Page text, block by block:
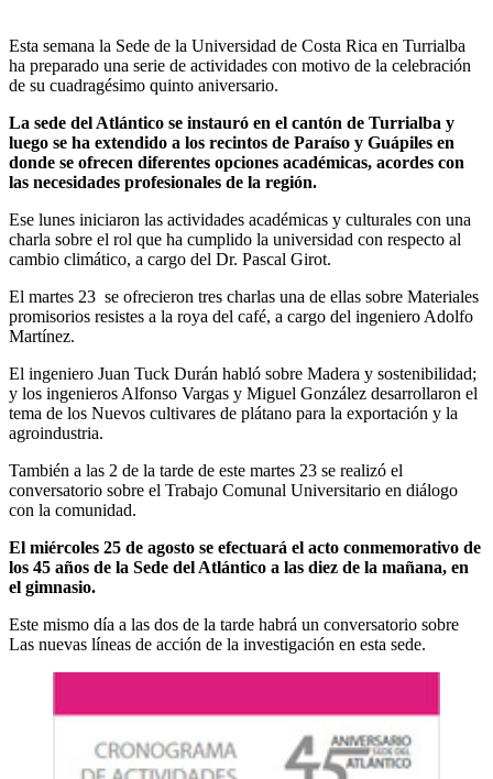
Esta semana la Sede de la Universidad de Costa Rica en Turrialba
ha preparado una serie de actividades con motivo de la celebración
de su cuadragésimo quinto aniversario.
La sede del Atlántico se instauró en el cantón de Turrialba y
luego se ha extendido a los recintos de Paraíso y Guápiles en
donde se ofrecen diferentes opciones académicas, acordes con
las necesidades profesionales de la región.
Ese lunes iniciaron las actividades académicas y culturales con una
charla sobre el rol que ha cumplido la universidad con respecto al
cambio climático, a cargo del Dr. Pascal Girot.
El martes 23 se ofrecieron tres charlas una de ellas sobre Materiales
promisorios resistes a la roya del café, a cargo del ingeniero Adolfo
Martínez.
El ingeniero Juan Tuck Durán habló sobre Madera y sostenibilidad;
y los ingenieros Alfonso Vargas y Miguel González desarrollaron el
tema de los Nuevos cultivares de plátano para la exportación y la
agroindustria.
También a las 2 de la tarde de este martes 23 se realizó el
conversatorio sobre el Trabajo Comunal Universitario en diálogo
con la comunidad.
El miércoles 25 de agosto se efectuará el acto conmemorativo de
los 45 años de la Sede del Atlántico a las diez de la mañana, en
el gimnasio.
Este mismo día a las dos de la tarde habrá un conversatorio sobre
Las nuevas líneas de acción de la investigación en esta sede.